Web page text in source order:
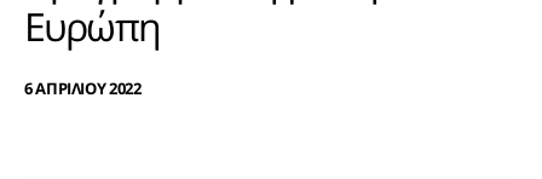
Ευρώπη
6 ΑΠΡΙΛΙΟΥ 2022